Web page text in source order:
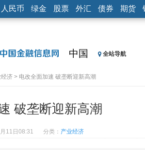
人民币 绿金 股票 外汇 债券 期货
中国 全站导航
经济 > 电改全面加速 破垄断迎新高潮
破垄断迎新高潮
11日08:31 分类： 产业经济